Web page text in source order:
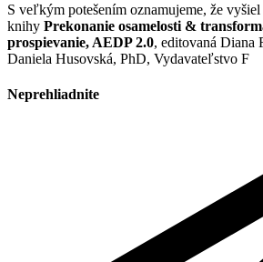
S veľkým potešením oznamujeme, že
knihy Prekonanie osamelosti &
prospievanie, AEDP 2.0, editovaná Diana
Daniela Husovská, PhD, Vydavateľstvo F
Neprehliadnite